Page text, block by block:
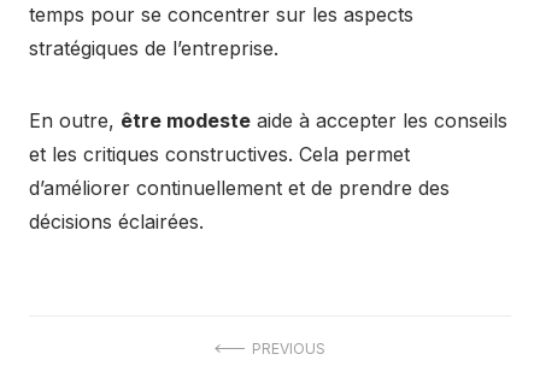
temps pour se concentrer sur les aspects
stratégiques de l’entreprise.
En outre, être modeste aide à accepter les conseils
et les critiques constructives. Cela permet
d’améliorer continuellement et de prendre des
décisions éclairées.
PREVIOUS